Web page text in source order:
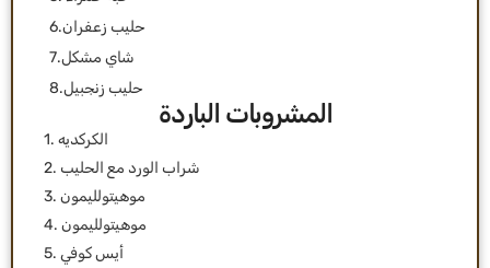
6.حليب زعفران
7.شاي مشكل
8.حليب زنجبيل
المشروبات الباردة
1. الكركديه
2. شراب الورد مع الحليب
3. موهيتولليمون
4. موهيتولليمون
5. أيس كوفي